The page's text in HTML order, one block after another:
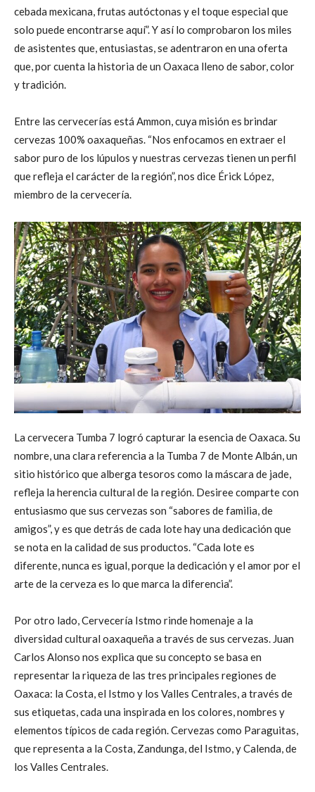
cebada mexicana, frutas autóctonas y el toque especial que
solo puede encontrarse aquí”. Y así lo comprobaron los miles
de asistentes que, entusiastas, se adentraron en una oferta
que, por cuenta la historia de un Oaxaca lleno de sabor, color
y tradición.
Entre las cervecerías está Ammon, cuya misión es brindar
cervezas 100% oaxaqueñas. “Nos enfocamos en extraer el
sabor puro de los lúpulos y nuestras cervezas tienen un perfil
que refleja el carácter de la región”, nos dice Érick López,
miembro de la cervecería.
La cervecera Tumba 7 logró capturar la esencia de Oaxaca. Su
nombre, una clara referencia a la Tumba 7 de Monte Albán, un
sitio histórico que alberga tesoros como la máscara de jade,
refleja la herencia cultural de la región. Desiree comparte con
entusiasmo que sus cervezas son “sabores de familia, de
amigos”, y es que detrás de cada lote hay una dedicación que
se nota en la calidad de sus productos. “Cada lote es
diferente, nunca es igual, porque la dedicación y el amor por el
arte de la cerveza es lo que marca la diferencia”.
Por otro lado, Cervecería Istmo rinde homenaje a la
diversidad cultural oaxaqueña a través de sus cervezas. Juan
Carlos Alonso nos explica que su concepto se basa en
representar la riqueza de las tres principales regiones de
Oaxaca: la Costa, el Istmo y los Valles Centrales, a través de
sus etiquetas, cada una inspirada en los colores, nombres y
elementos típicos de cada región. Cervezas como Paraguitas,
que representa a la Costa, Zandunga, del Istmo, y Calenda, de
los Valles Centrales.